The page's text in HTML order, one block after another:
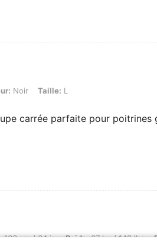
Taille: L
Noir Taille: L
carrée parfaite pour poitrines
64 in, Poids: 67 kg / 148 lbs, Forme du
163 cm / 64 in Poids:67 kg / 148 lbs